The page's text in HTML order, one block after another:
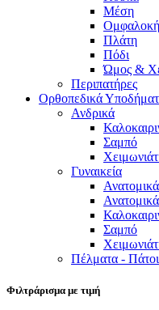
Μέση
Πλάτη
Πόδι
Ώμος &
Περιπατήρες
Ορθοπεδικά
Ανδρικά
Σαμπό
Γυναικεία
Σαμπό
Πέλματα - Πάτοι
Φιλτράρισμα με τιμή